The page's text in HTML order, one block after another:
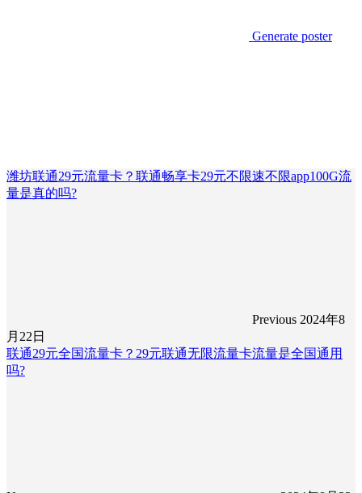
Generate poster
潍坊联通29元流量卡？联通畅享卡29元不限速不限app100G流
量是真的吗?
Previous 2024年8
月22日
联通29元全国流量卡？29元联通无限流量卡流量是全国通用
吗?